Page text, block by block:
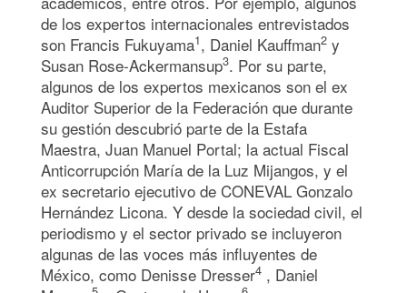
de los expertos internacionales entrevistados
son Francis Fukuyama1, Daniel Kauffman2 y
Susan Rose-Ackermansup3. Por su parte,
algunos de los expertos mexicanos son el ex
Auditor Superior de la Federación que durante
su gestión descubrió parte de la Estafa
Maestra, Juan Manuel Portal; la actual Fiscal
Anticorrupción María de la Luz Mijangos, y el
ex secretario ejecutivo de CONEVAL Gonzalo
Hernández Licona. Y desde la sociedad civil, el
periodismo y el sector privado se incluyeron
algunas de las voces más influyentes de
México, como Denisse Dresser4 , Daniel